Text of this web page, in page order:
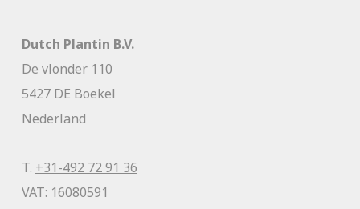
Dutch Plantin B.V.
De vlonder 110
5427 DE Boekel
Nederland
T. +31-492 72 91 36
VAT: 16080591